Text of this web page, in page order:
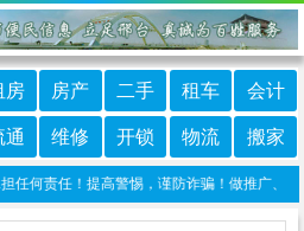
房 房产 二手 租车 会计
通 维修 开锁 物流 搬家
何责任！提高警惕，谨防诈骗！做推广、做